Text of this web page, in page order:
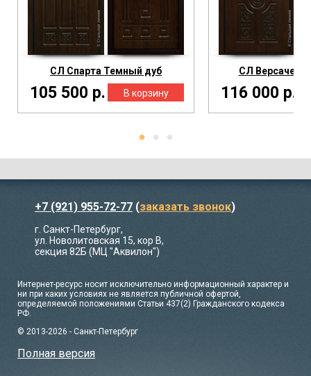
СЛ Спарта Темный дуб
105 500 р.
СЛ Версаче
116 000 р.
+7 (921) 955-72-77 (заказать звонок)
г. Санкт-Петербург,
ул. Новолитовская 15, кор В,
секция 82Б (МЦ "Аквилон")
Интернет-ресурс носит исключительно информационный характер и
ни при каких условиях не является публичной офертой,
определяемой положениями Статьи 437(2) Гражданского кодекса
РФ.
© 2013-2026 - Санкт-Петербург
Полная версия